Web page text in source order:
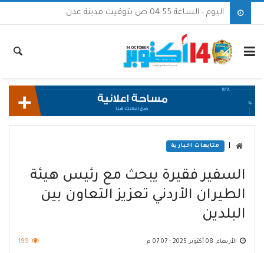
اليوم - الساعة 04:55 ص بتوقيت مدينة عدن
متابعات اخبارية
السفير فقيرة يبحث مع رئيس هيئة
الطيران الأردني تعزيز التعاون بين
البلدين
الأربعاء, 08 أكتوبر 2025 - 07:07 م 199